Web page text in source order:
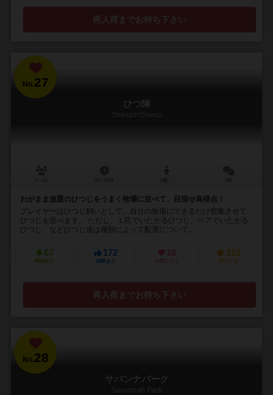
再入荷までお待ち下さい
No.27
ひつ陣
Sheep'n'Sheep
わがまま放題のひつじをうまく牧場に並べて、目指せ高得点！
プレイヤーはひつじ飼いとして、自分の牧場にできるだけ密集させて
ひつじを並べます。 ただし、１匹でいたがるひつじ、ペアでいたがる
ひつじ、などひつじ達は種類によって配置について...
67
興味あり
172
経験あり
16
お気に入り
191
持ってる
再入荷までお待ち下さい
No.28
サバンナパーク
Savannah Park